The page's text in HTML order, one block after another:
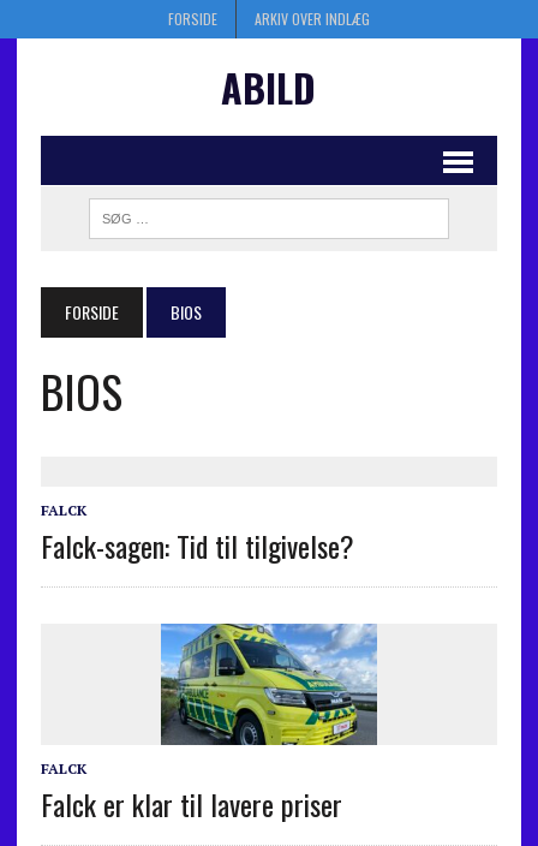
FORSIDE ARKIV OVER INDLÆG
ABILD
FORSIDE BIOS
BIOS
FALCK
Falck-sagen: Tid til tilgivelse?
FALCK
Falck er klar til lavere priser